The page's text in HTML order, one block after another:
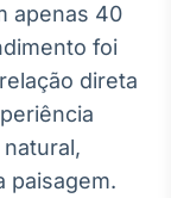
apenas 40
foi
direta
paisagem.